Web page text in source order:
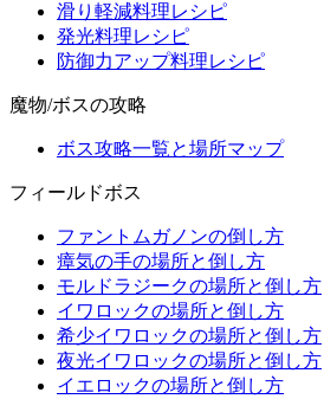
滑り軽減料理レシピ
発光料理レシピ
防御力アップ料理レシピ
魔物/ボスの攻略
ボス攻略一覧と場所マップ
フィールドボス
ファントムガノンの倒し方
瘴気の手の場所と倒し方
モルドラジークの場所と倒し方
イワロックの場所と倒し方
希少イワロックの場所と倒し方
夜光イワロックの場所と倒し方
イエロックの場所と倒し方